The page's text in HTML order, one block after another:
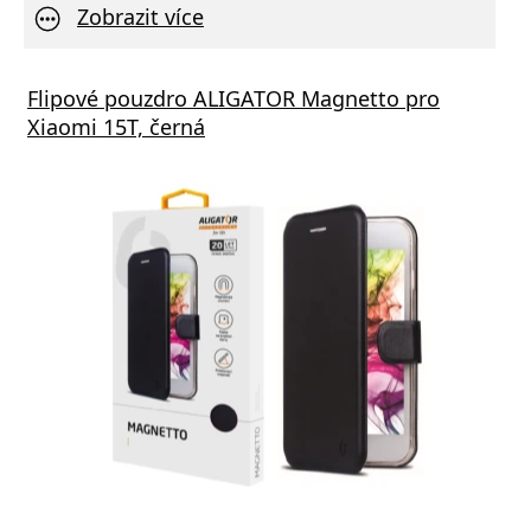
Zobrazit více
Flipové pouzdro ALIGATOR Magnetto pro
Xiaomi 15T, černá